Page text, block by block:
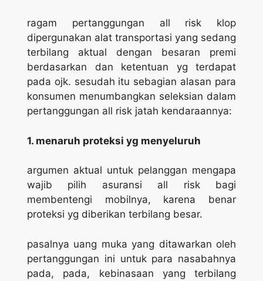
ragam pertanggungan all risk klop
dipergunakan alat transportasi yang sedang
terbilang aktual dengan besaran premi
berdasarkan dan ketentuan yg terdapat
pada ojk. sesudah itu sebagian alasan para
konsumen menumbangkan seleksian dalam
pertanggungan all risk jatah kendaraannya:
1. menaruh proteksi yg menyeluruh
argumen aktual untuk pelanggan mengapa
wajib pilih asuransi all risk bagi
membentengi mobilnya, karena benar
proteksi yg diberikan terbilang besar.
pasalnya uang muka yang ditawarkan oleh
pertanggungan ini untuk para nasabahnya
pada, pada, kebinasaan yang terbilang